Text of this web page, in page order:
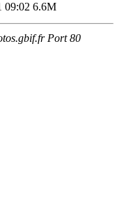
09:02 6.6M
Port 80